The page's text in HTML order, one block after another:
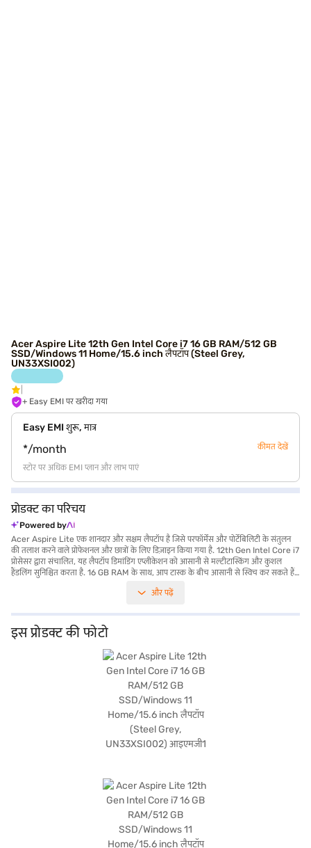
Acer Aspire Lite 12th Gen Intel Core i7 16 GB RAM/512 GB
SSD/Windows 11 Home/15.6 inch लैपटॉप (Steel Grey,
UN33XSI002)
+ Easy EMI पर खरीदा गया
Easy EMI शुरू, मात्र
*/month कीमत देखें
स्टोर पर अधिक EMI प्लान और लाभ पाएं
प्रोडक्ट का परिचय
Powered by
Acer Aspire Lite एक शानदार और सक्षम लैपटॉप है जिसे परफॉर्मेंस और पोर्टेबिलिटी के संतुलन
की तलाश करने वाले प्रोफेशनल और छात्रों के लिए डिज़ाइन किया गया है. 12th Gen Intel Core i7
प्रोसेसर द्वारा संचालित, यह लैपटॉप डिमांडिंग एप्लीकेशन को आसानी से मल्टीटास्किंग और कुशल
हैंडलिंग सुनिश्चित करता है. 16 GB RAM के साथ, आप टास्क के बीच आसानी से स्विच कर सकते हैं
स्पेस प्रदान करती है और तेज़ बूट-अप टाइम और क्विक डेटा एक्सेस सुनिश्चित करती है. 15.6-inch
स्टील ग्रे फिनिश में शामिल हैं. इसका हल्का डिज़ाइन इसे चलाने में आसान बनाता है, जिससे यह on-
the-go प्रोडक्टिविटी के लिए एक आदर्श साथी बन जाता है. Windows 11 होम के साथ, आपको एक
आधुनिक और यूज़र-फ्रेंडली ऑपरेटिंग सिस्टम मिलता है. Acer Aspire Lite उन लोगों के लिए एक
बेहतरीन विकल्प है जिन्हें रोजमर्रा के इस्तेमाल के लिए भरोसेमंद और कुशल लैपटॉप की आवश्यकता है.
Acer Aspire Lite लैपटॉप के बारे में सभी आवश्यक जानकारी पाएं. अपना पसंदीदा वेरिएंट चुनने के
बाद, आप बजाज मॉल पर लैपटॉप देख सकते हैं और इसे बजाज फाइनेंस पार्टनर स्टोर से खरीद सकते हैं.
कुछ चरणों में अपनी योग्यता चेक करें और बजाज फाइनेंस से आसान EMI के साथ बिना किसी
फाइनेंशियल तनाव के अपने पसंदीदा गैजेट खरीदें.
और पढ़ें
इस प्रोडक्ट की फोटो